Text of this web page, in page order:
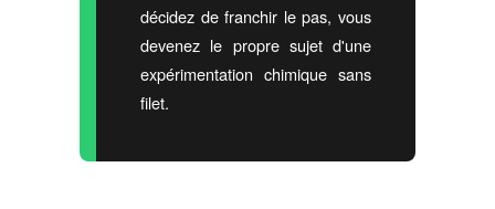
décidez de franchir le pas, vous
devenez le propre sujet d'une
expérimentation chimique sans
filet.